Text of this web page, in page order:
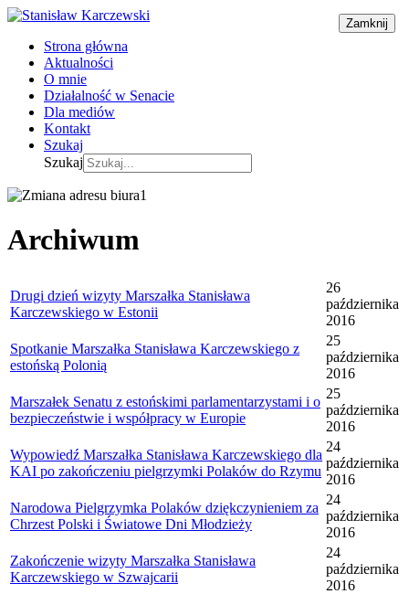
Strona główna
Aktualności
O mnie
Działalność w Senacie
Dla mediów
Kontakt
Szukaj
Szukaj
Zamknij
Archiwum
Drugi dzień wizyty Marszałka Stanisława
Karczewskiego w Estonii
26
października
2016
Spotkanie Marszałka Stanisława Karczewskiego z
estońską Polonią
25
października
2016
Marszałek Senatu z estońskimi parlamentarzystami i o
bezpieczeństwie i współpracy w Europie
25
października
2016
Wypowiedź Marszałka Stanisława Karczewskiego dla
KAI po zakończeniu pielgrzymki Polaków do Rzymu
24
października
2016
Narodowa Pielgrzymka Polaków dziękczynieniem za
Chrzest Polski i Światowe Dni Młodzieży
24
października
2016
Zakończenie wizyty Marszałka Stanisława
Karczewskiego w Szwajcarii
24
października
2016